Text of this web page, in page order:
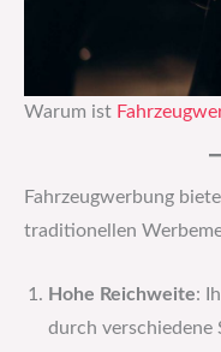
Warum ist
Fahrzeugwerbung
traditionellen
Hohe Reichweite:
durch verschiedene